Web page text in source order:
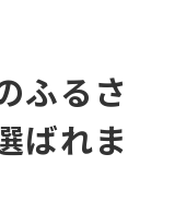
ふるさ
ばれま